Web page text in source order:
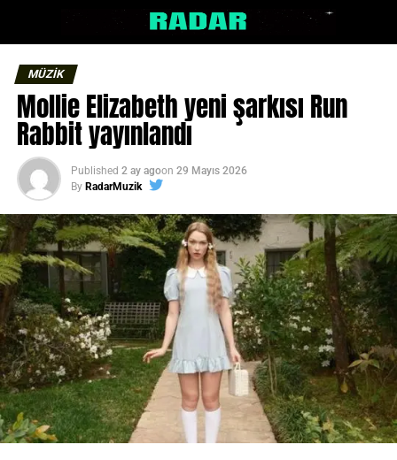
MÜZİK
Mollie Elizabeth yeni şarkısı Run
Rabbit yayınlandı
Published 2 ay agoon 29 Mayıs 2026
By RadarMuzik